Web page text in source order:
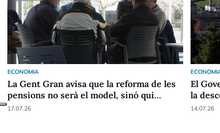
ECONOMIA
La Gent Gran avisa que la reforma de les
pensions no serà el model, sinó qui
pagarà
17.07.26
El
la
14.07.26